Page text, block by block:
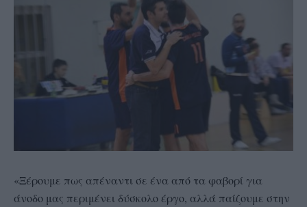
«Ξέρουμε πως απέναντι σε ένα από τα φαβορί για
άνοδο μας περιμένει δύσκολο έργο, αλλά παίζουμε στην